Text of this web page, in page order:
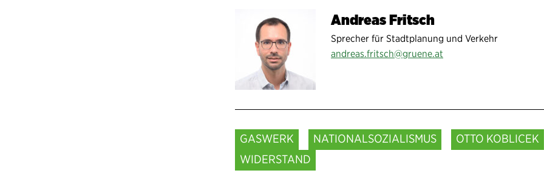
Andreas Fritsch
Sprecher für Stadtplanung und Verkehr
andreas.fritsch@gruene.at
GASWERK NATIONALSOZIALISMUS
OTTO KOBLICEK
WIDERSTAND